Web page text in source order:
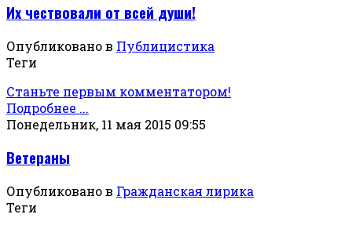
Их чествовали от всей души!
Опубликовано в Публицистика
Теги
Станьте первым комментатором!
Подробнее ...
Понедельник, 11 мая 2015 09:55
Ветераны
Опубликовано в Гражданская лирика
Теги